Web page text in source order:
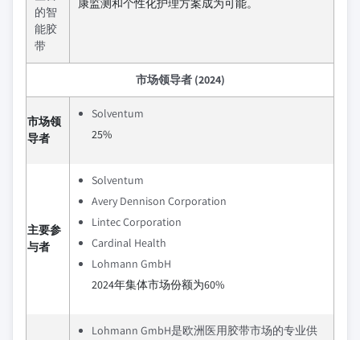
的智
能胶
带
康监测和个性化护理方案成为可能。
市场领导者 (2024)
市场领
导者
Solventum
25%
主要参
与者
Solventum
Avery Dennison Corporation
Lintec Corporation
Cardinal Health
Lohmann GmbH
2024年集体市场份额为60%
Lohmann GmbH是欧洲医用胶带市场的专业供